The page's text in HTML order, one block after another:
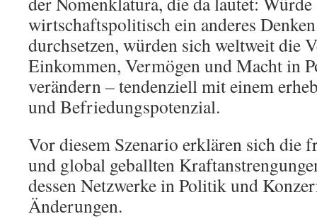
wirtschaftspolitisch ein anderes
durchsetzen, würden sich weltweit die
Einkommen, Vermögen und Macht in
verändern – tendenziell mit einem
und Befriedungspotenzial.
Vor diesem Szenario erklären sich die
und global geballten
dessen Netzwerke in Politik und
Änderungen.